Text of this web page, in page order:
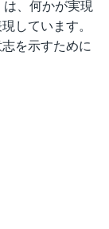
、何かが実現
しています。
を示すために